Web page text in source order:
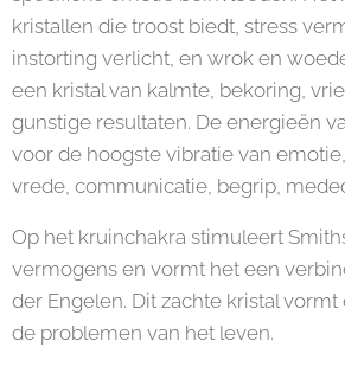
kristallen die troost biedt, stress
instorting verlicht, en wrok en
een kristal van kalmte, bekoring,
gunstige resultaten. De energieën
voor de hoogste vibratie van
vrede, communicatie, begrip,
Op het kruinchakra stimuleert
vermogens en vormt het een
der Engelen. Dit zachte kristal
de problemen van het leven.